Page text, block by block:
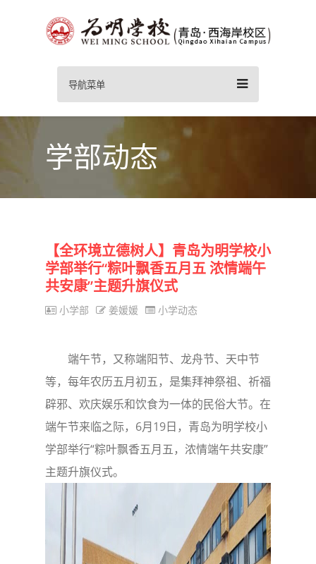
导航菜单
学部动态
【全环境立德树人】青岛为明学校小
学部举行“粽叶飘香五月五 浓情端午
共安康”主题升旗仪式
小学部 姜媛媛 小学动态
端午节，又称端阳节、龙舟节、天中节
等，每年农历五月初五，是集拜神祭祖、祈福
辟邪、欢庆娱乐和饮食为一体的民俗大节。在
端午节来临之际，6月19日，青岛为明学校小
学部举行“粽叶飘香五月五，浓情端午共安康”
主题升旗仪式。